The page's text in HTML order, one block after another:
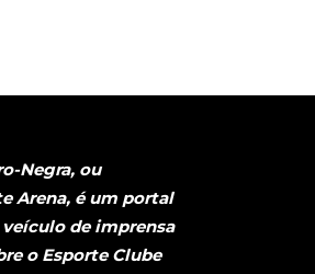
Negra, ou
Arena, é um portal
de imprensa
o Esporte Clube